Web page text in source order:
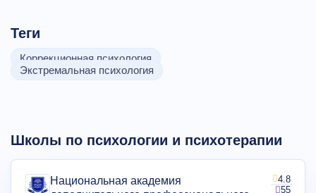
Теги
Коррекционная психология
Экстремальная психология
Школы по психологии и психотерапии
Национальная академия
4.8
55